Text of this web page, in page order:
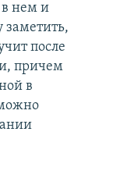
в нем и
заметить,
после
причем
в